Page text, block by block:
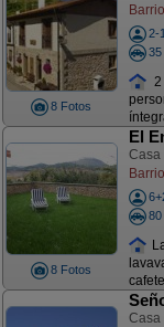
8 Fotos
2-
35
8 Fotos
El
Casa
80
Casa